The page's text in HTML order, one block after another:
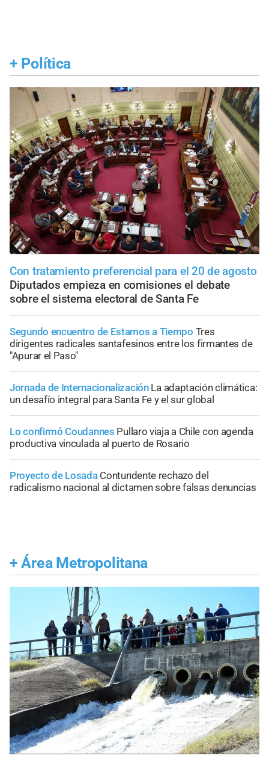
+ Política
Con tratamiento preferencial para el 20 de agosto
Diputados empieza en comisiones el debate
sobre el sistema electoral de Santa Fe
Segundo encuentro de Estamos a Tiempo Tres
dirigentes radicales santafesinos entre los firmantes de
"Apurar el Paso"
Jornada de Internacionalización La adaptación climática:
un desafío integral para Santa Fe y el sur global
Lo confirmó Coudannes Pullaro viaja a Chile con agenda
productiva vinculada al puerto de Rosario
Proyecto de Losada Contundente rechazo del
radicalismo nacional al dictamen sobre falsas denuncias
+ Área Metropolitana